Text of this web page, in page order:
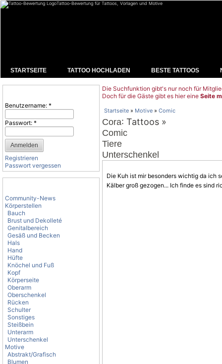
Tattoo-Bewertung für Tattoos, Vorlagen und Motive
STARTSEITE TATTOO HOCHLADEN BESTE TATTOOS
Benutzername: *
Passwort: *
Registrieren
Passwort vergessen
Community-News
Körperstellen
Bauch
Brust und Dekolleté
Genitalbereich
Gesäß und Becken
Hals
Hand
Hüfte
Knöchel und Fuß
Kopf
Körperseite
Oberarm
Oberschenkel
Rücken
Schulter
Sonstiges
Steißbein
Unterarm
Unterschenkel
Motive
Abstrakt/Grafisch
Blumen
Die Suchfunktion gibt's nur noch für
Doch für die Gäste gibt es hier eine Seite
Startseite » Motive » Comic
Cora: Tattoos »
Comic
Tiere
Unterschenkel
Die Kuh ist mir besonders wichtig da ich
Kälber groß gezogen... Ich finde es sind